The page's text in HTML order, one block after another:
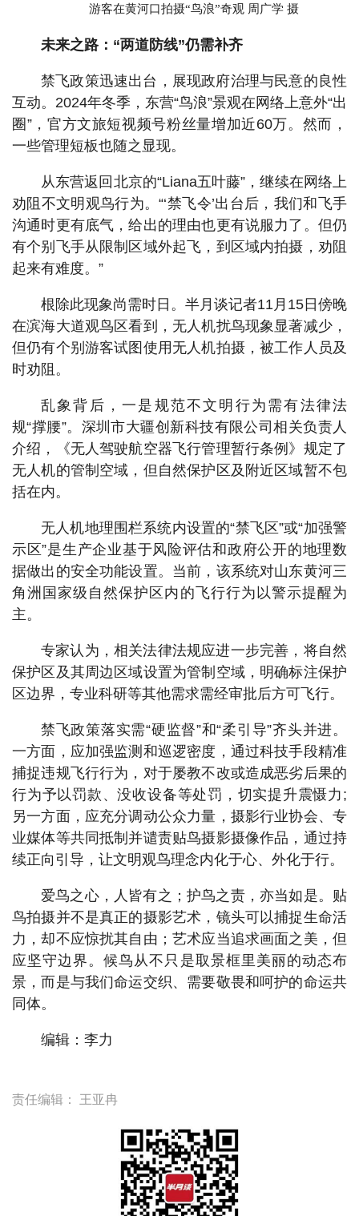
游客在黄河口拍摄“鸟浪”奇观 周广学 摄
未来之路：“两道防线”仍需补齐
禁飞政策迅速出台，展现政府治理与民意的良性
互动。2024年冬季，东营“鸟浪”景观在网络上意外“出
圈”，官方文旅短视频号粉丝量增加近60万。然而，
一些管理短板也随之显现。
从东营返回北京的“Liana五叶藤”，继续在网络上
劝阻不文明观鸟行为。“‘禁飞令’出台后，我们和飞手
沟通时更有底气，给出的理由也更有说服力了。但仍
有个别飞手从限制区域外起飞，到区域内拍摄，劝阻
起来有难度。”
根除此现象尚需时日。半月谈记者11月15日傍晚
在滨海大道观鸟区看到，无人机扰鸟现象显著减少，
但仍有个别游客试图使用无人机拍摄，被工作人员及
时劝阻。
乱象背后，一是规范不文明行为需有法律法
规“撑腰”。深圳市大疆创新科技有限公司相关负责人
介绍，《无人驾驶航空器飞行管理暂行条例》规定了
无人机的管制空域，但自然保护区及附近区域暂不包
括在内。
无人机地理围栏系统内设置的“禁飞区”或“加强警
示区”是生产企业基于风险评估和政府公开的地理数
据做出的安全功能设置。当前，该系统对山东黄河三
角洲国家级自然保护区内的飞行行为以警示提醒为
主。
专家认为，相关法律法规应进一步完善，将自然
保护区及其周边区域设置为管制空域，明确标注保护
区边界，专业科研等其他需求需经审批后方可飞行。
禁飞政策落实需“硬监督”和“柔引导”齐头并进。
一方面，应加强监测和巡逻密度，通过科技手段精准
捕捉违规飞行行为，对于屡教不改或造成恶劣后果的
行为予以罚款、没收设备等处罚，切实提升震慑力;
另一方面，应充分调动公众力量，摄影行业协会、专
业媒体等共同抵制并谴责贴鸟摄影摄像作品，通过持
续正向引导，让文明观鸟理念内化于心、外化于行。
爱鸟之心，人皆有之；护鸟之责，亦当如是。贴
鸟拍摄并不是真正的摄影艺术，镜头可以捕捉生命活
力，却不应惊扰其自由；艺术应当追求画面之美，但
应坚守边界。候鸟从不只是取景框里美丽的动态布
景，而是与我们命运交织、需要敬畏和呵护的命运共
同体。
编辑：李力
责任编辑： 王亚冉